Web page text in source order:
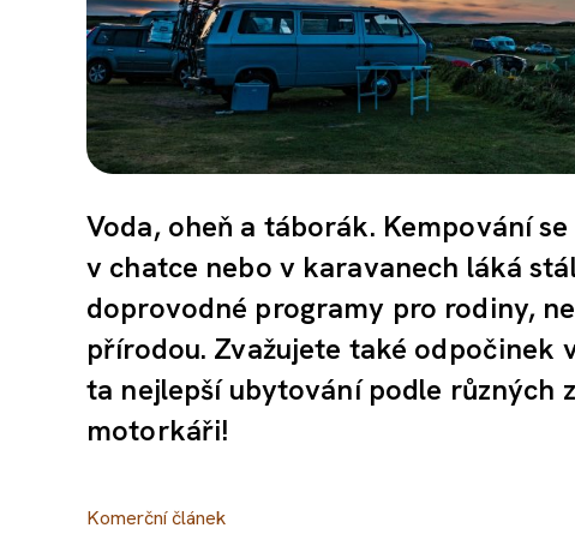
Voda, oheň a táborák. Kempování
v chatce nebo v karavanech láká
doprovodné programy pro rodiny,
přírodou. Zvažujete také odpočinek
ta nejlepší ubytování podle různých
motorkáři!
Komerční článek